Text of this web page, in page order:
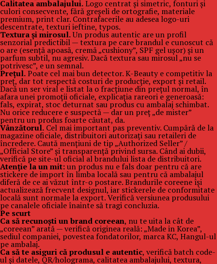
Calitatea ambalajului.Logo centrat și simetric, fonturi și
culori consecvente, fără greșeli de ortografie, materiale
premium, print clar. Contrafacerile au adesea logo-uri
descentrate, texturi ieftine, typos.
Textura și mirosul.Un produs autentic are un profil
senzorial predictibil — textura pe care brandul e cunoscut că
o are (esență apoasă, cremă „cushiony”, SPF gel ușor) și un
parfum subtil, nu agresiv. Dacă textura sau mirosul „nu se
potrivesc”, e un semnal.
Prețul.Poate cel mai bun detector. K-Beauty e competitiv la
preț, dar tot respectă costuri de producție, export și retail.
Dacă un ser viral e listat la o fracțiune din prețul normal, în
afara unei promoții oficiale, explicația rareori e generoasă:
fals, expirat, stoc deturnat sau produs cu ambalaj schimbat.
Nu orice reducere e suspectă — dar un preț „de mister”
pentru un produs foarte căutat, da.
Vânzătorul. Cel mai important pas preventiv. Cumpără de la
magazine oficiale, distribuitori autorizați sau retaileri de
încredere. Caută mențiuni de tip „Authorized Seller” /
„Official Store” și transparență privind sursa. Când ai dubii,
verifică pe site-ul oficial al brandului lista de distribuitori.
Atenție la un mit:un produs nu e fals doar pentru că are
stickere de import în limba locală sau pentru că ambalajul
diferă de ce ai văzut într-o postare. Brandurile coreene își
actualizează frecvent designul, iar stickerele de conformitate
locală sunt normale la export. Verifică versiunea produsului
pe canalele oficiale înainte să tragi concluzia.
Pe scurt
Ca să recunoști un brand coreean, nu te uita la cât de
„coreean” arată — verifică originea reală: „Made in Korea”,
sediul companiei, povestea fondatorilor, marca KC, Hangul-ul
pe ambalaj.
Ca să te asiguri că produsul e autentic, verifică batch code-
ul și datele, QR/holograma, calitatea ambalajului, textura,